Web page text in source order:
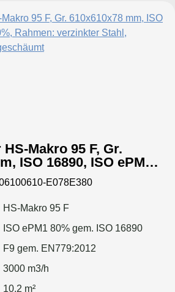
Makro 95 F, Gr.
ISO 16890, ISO ePM1
verzinkter Stahl,
einseitig, geschäumt
E078E380
HS-Makro 95 F
ISO ePM1 80% gem. ISO 16890
F9 gem. EN779:2012
3000 m3/h
10.2 m²